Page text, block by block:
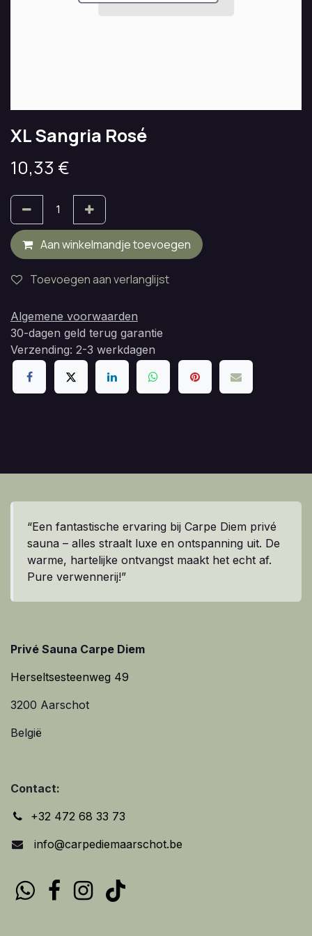
XL Sangria Rosé
10,33 €
Aan winkelmandje toevoegen
Toevoegen aan verlanglijst
Algemene voorwaarden
30-dagen geld terug garantie
Verzending: 2-3 werkdagen
“Een fantastische ervaring bij Carpe Diem privé
sauna – alles straalt luxe en ontspanning uit. De
warme, hartelijke ontvangst maakt het echt af.
Pure verwennerij!”
Privé Sauna Carpe Diem
Herseltsesteenweg 49
3200 Aarschot
België
Contact:
+32 472 68 33 73
info@carpediemaarschot.be